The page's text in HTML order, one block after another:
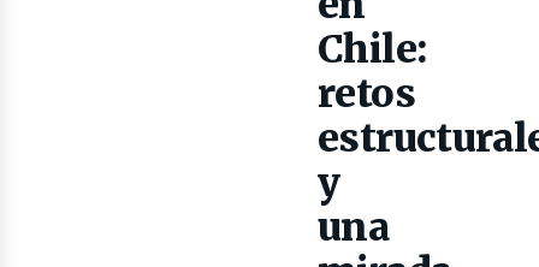
Chile:
retos
y
una